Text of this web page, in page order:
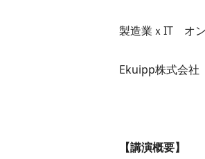
製造業ｘIT オン
Ekuipp株式会
​【講演概要】